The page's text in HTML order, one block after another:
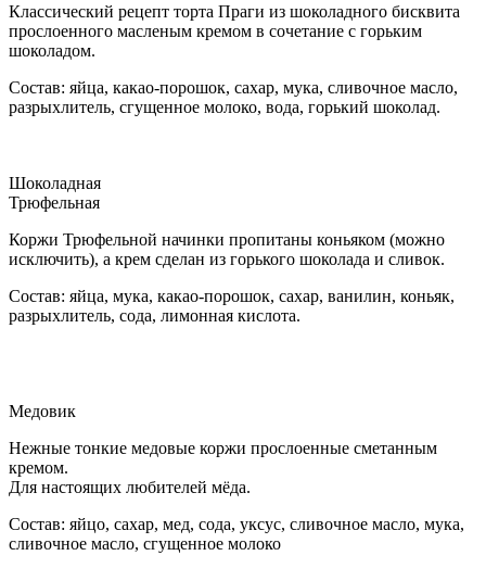
Классический рецепт торта Праги из шоколадного бисквита
прослоенного масленым кремом в сочетание с горьким
шоколадом.
Состав: яйца, какао-порошок, сахар, мука, сливочное масло,
разрыхлитель, сгущенное молоко, вода, горький шоколад.
Шоколадная
Трюфельная
Коржи Трюфельной начинки пропитаны коньяком (можно
исключить), а крем сделан из горького шоколада и сливок.
Состав: яйца, мука, какао-порошок, сахар, ванилин, коньяк,
разрыхлитель, сода, лимонная кислота.
Медовик
Нежные тонкие медовые коржи прослоенные сметанным
кремом.
Для настоящих любителей мёда.
Состав: яйцо, сахар, мед, сода, уксус, сливочное масло, мука,
сливочное масло, сгущенное молоко